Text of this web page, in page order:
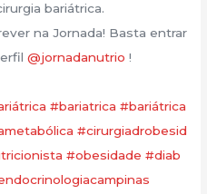
bariátrica.
na Jornada! Basta entrar
@jornadanutrio !
#bariatrica #bariátrica
#cirurgiadrobesid
#obesidade #diab